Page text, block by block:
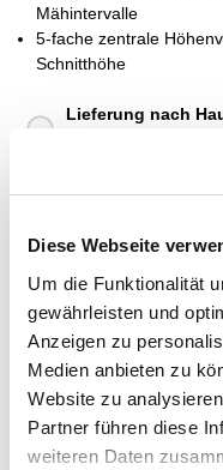
Diese Webseite
Um die Funktionalität
gewährleisten und
Anzeigen zu
Medien anbieten zu
Website zu
Partner führen diese
weiteren Daten
Mähintervalle
5-fache zentrale
Schnitthöhe
Lieferung nach
Dieser Artikel kann
Menge